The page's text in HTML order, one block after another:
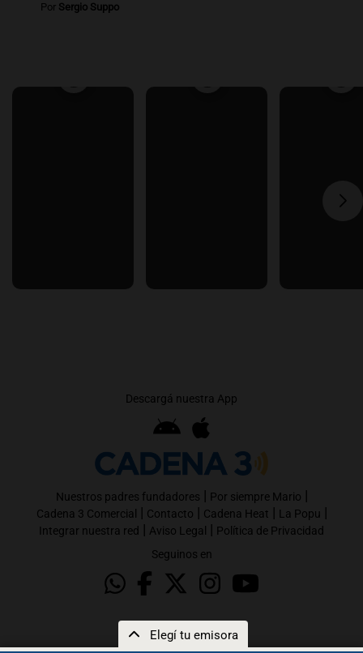
Elegí tu emisora
Por Sergio Suppo
Descargá nuestra App
Nuestros padres fundadores | Por siempre Mario |
Cadena 3 Comercial | Contacto | Cadena Heat | La Popu |
Integrar nuestra red | Aviso Legal | Política de Privacidad
Seguinos en